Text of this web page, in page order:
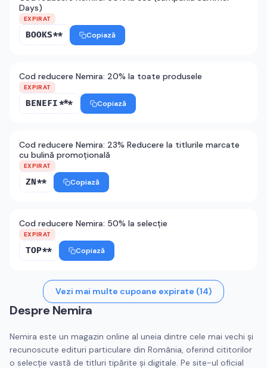
Days)
EXPIRAT
BOOKS** Copiază
Cod reducere Nemira: 20% la toate produsele
EXPIRAT
BENEFI*** Copiază
Cod reducere Nemira: 23% Reducere la titlurile marcate
cu bulină promoțională
EXPIRAT
ZN** Copiază
Cod reducere Nemira: 50% la selecție
EXPIRAT
TOP** Copiază
Vezi mai multe cupoane expirate (14)
Despre Nemira
Nemira este un magazin online al uneia dintre cele mai vechi şi
recunoscute edituri particulare din România, oferind cititorilor
o selecţie vastă de titluri tipărite şi digitale. Pe site-ul oficial